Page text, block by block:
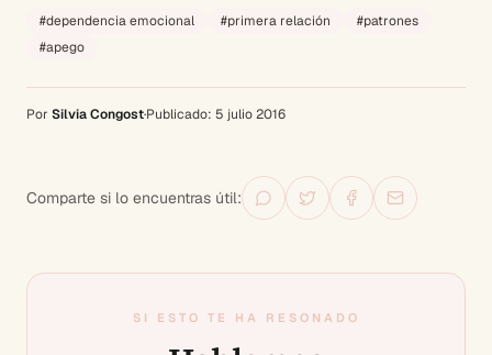
#dependencia emocional #primera relación #patrones
#apego
Por Silvia Congost·Publicado: 5 julio 2016
Comparte si lo encuentras útil:
SI ESTO TE HA RESONADO